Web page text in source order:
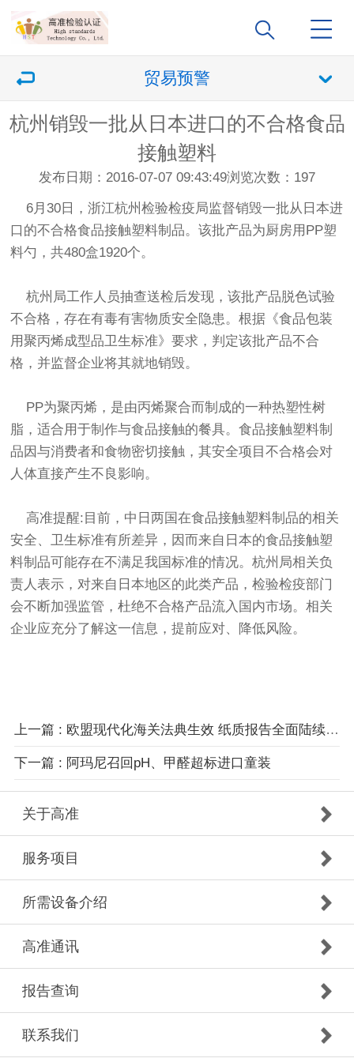
贸易预警
杭州销毁一批从日本进口的不合格食品
接触塑料
发布日期：2016-07-07 09:43:49浏览次数： 197
6月30日，浙江杭州检验检疫局监督销毁一批从日本进
口的不合格食品接触塑料制品。该批产品为厨房用PP塑
料勺，共480盒1920个。
杭州局工作人员抽查送检后发现，该批产品脱色试验
不合格，存在有毒有害物质安全隐患。根据《食品包装
用聚丙烯成型品卫生标准》要求，判定该批产品不合
格，并监督企业将其就地销毁。
PP为聚丙烯，是由丙烯聚合而制成的一种热塑性树
脂，适合用于制作与食品接触的餐具。食品接触塑料制
品因与消费者和食物密切接触，其安全项目不合格会对
人体直接产生不良影响。
高准提醒:目前，中日两国在食品接触塑料制品的相关
安全、卫生标准有所差异，因而来自日本的食品接触塑
料制品可能存在不满足我国标准的情况。杭州局相关负
责人表示，对来自日本地区的此类产品，检验检疫部门
会不断加强监管，杜绝不合格产品流入国内市场。相关
企业应充分了解这一信息，提前应对、降低风险。
上一篇 : 欧盟现代化海关法典生效 纸质报告全面陆续取消
下一篇 : 阿玛尼召回pH、甲醛超标进口童装
关于高准
服务项目
所需设备介绍
高准通讯
报告查询
联系我们